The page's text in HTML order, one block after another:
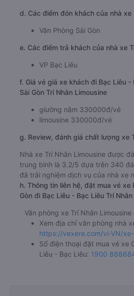
d. Các điểm đón khách của nhà xe
Văn Phòng Sài Gòn
e. Các điểm trả khách của nhà xe
VP Bạc Liêu
f. Giá vé giá xe khách đi Bạc Liêu
Sài Gòn Trí Nhân Limousine
giường nằm 330000đ/vé
limousine 330000đ/vé
g. Review, đánh giá chất lượng xe
Nhà xe Trí Nhân Limousine được
trung bình là 3.2/5 dựa trên 340
đã trải nghiệm dịch vụ của nhà xe
h. Thông tin liên hệ, đặt mua vé
Gòn đi Bạc Liêu - Bạc Liêu Trí
Văn phòng xe Trí Nhân Limousine
Xem địa chỉ văn phòng nhà
https://vexere.com/vi-VN/
Số điện thoại đặt mua vé xe
Liêu - Bạc Liêu: 1900